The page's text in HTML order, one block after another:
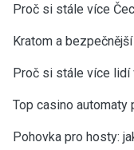
Proč si stále více
Kratom a
Proč si stále více lidí
Top casino automaty
Pohovka pro hosty: